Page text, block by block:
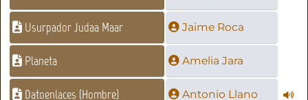
Usurpador Judaa Maar Jaime Roca
Planeta Amelia Jara
Datoenlaces (Hombre) Antonio Llano